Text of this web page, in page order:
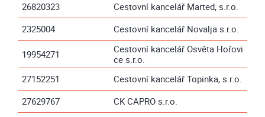
26820323
Cestovní kancelář Marted, s.r.o.
2325004
Cestovní kancelář Novalja s.r.o.
19954271
Cestovní kancelář Osvěta Hořovi
ce s.r.o.
27152251
Cestovní kancelář Topinka, s.r.o.
27629767
CK CAPRO s.r.o.